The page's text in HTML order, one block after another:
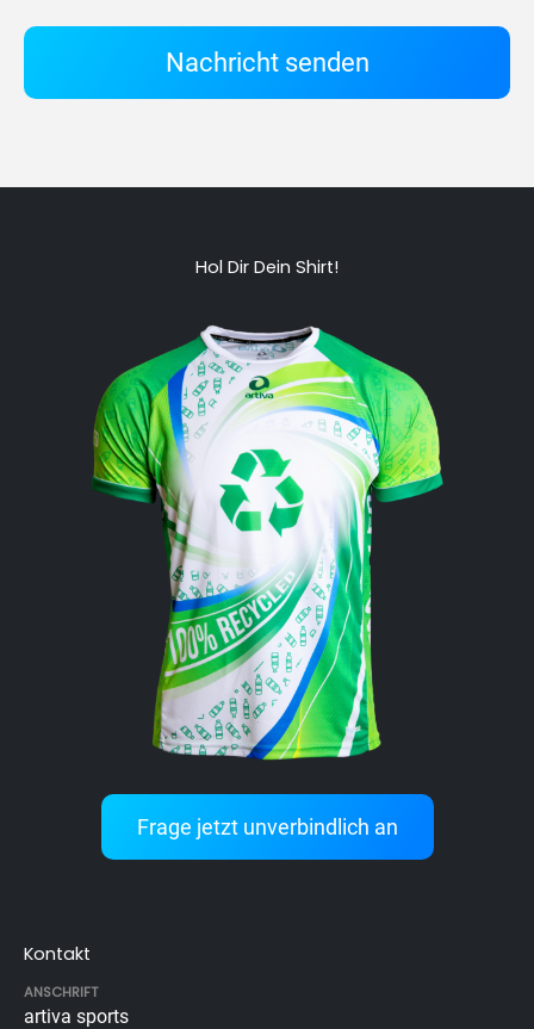
Nachricht senden
Hol Dir Dein Shirt!
Frage jetzt unverbindlich an
Kontakt
ANSCHRIFT
artiva sports